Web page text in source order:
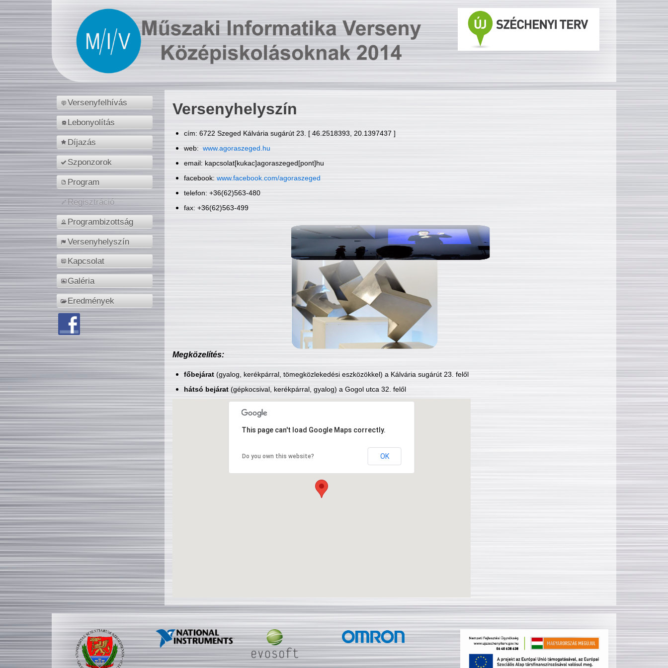
Versenyfelhívás
Lebonyolítás
Díjazás
Szponzorok
Program
Regisztráció
Programbizottság
Versenyhelyszín
Kapcsolat
Galéria
Eredmények
Versenyhelyszín
cím: 6722 Szeged Kálvária sugárút 23. [ 46.2518393, 20.1397437 ]
web: www.agoraszeged.hu
email: kapcsolat[kukac]agoraszeged[pont]hu
facebook: www.facebook.com/agoraszeged
telefon: +36(62)563-480
fax: +36(62)563-499
Megközelítés:
főbejárat(gyalog, kerékpárral, tömegközlekedési eszközökkel) a Kálvária sugárút 23. felől
hátsó bejárat(gépkocsival, kerékpárral, gyalog) a Gogol utca 32. felől
This page can't load Google Maps correctly.
Do you own this website? OK